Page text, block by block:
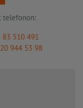
telefonon:
83 510 491
944 53 98